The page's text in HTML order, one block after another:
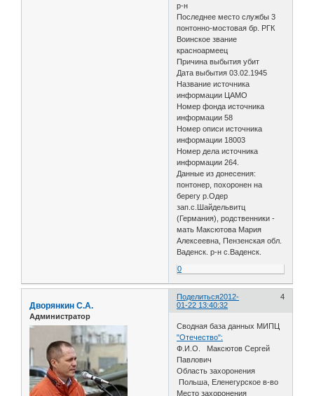
р-н
Последнее место службы 3
понтонно-мостовая бр. РГК
Воинское звание
красноармеец
Причина выбытия убит
Дата выбытия 03.02.1945
Название источника
информации ЦАМО
Номер фонда источника
информации 58
Номер описи источника
информации 18003
Номер дела источника
информации 264.
Данные из донесения:
понтонер, похоронен на
берегу р.Одер
зап.с.Шайдельвитц
(Германия), родственники -
мать Максютова Мария
Алексеевна, Пензенская обл.
Ваденск. р-н с.Ваденск.
0
Поделиться 4
2012-
01-22 13:40:32
Дворянкин С.А.
Администратор
Сводная база данных МИПЦ
"Отечество":
Ф.И.О. Максютов Сергей
Павлович
Область захоронения
Польша, Еленегурское в-во
Место захоронения